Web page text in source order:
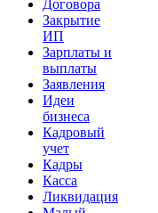
Договора
Закрытие
ИП
Зарплаты и
выплаты
Заявления
Идеи
бизнеса
Кадровый
учет
Кадры
Касса
Ликвидация